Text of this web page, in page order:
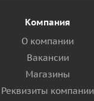
Компания
О компании
Вакансии
Магазины
Реквизиты компании